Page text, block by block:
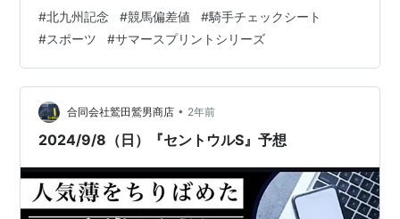
ト！】 ▲土日4鞍以上無料買い目公開！▲ 1【2025テレ
ビ西日本賞北九州記念(G3) 競馬偏差値】 2025年JRA重
賞ファイル070 2025年7月6日(日) 「第60回サマースプ
リントシリーズテレビ西日本賞北九州記念(G3)」 【2025
北九州記念競馬偏差値】が確…
#北九州記念 #競馬偏差値 #騎手チェックシート
#スポーツ #サマースプリントシリーズ
合同会社鷲田鷲男商店 • 2年前
2024/9/8（日）『セントウルS』予想